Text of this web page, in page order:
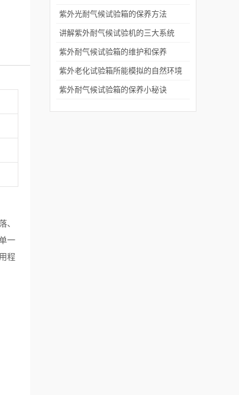
紫外光耐气候试验箱的保养方法
讲解紫外耐气候试验机的三大系统
紫外耐气候试验箱的维护和保养
紫外老化试验箱所能模拟的自然环境
条件
紫外耐气候试验箱的保养小秘诀
、
一
程